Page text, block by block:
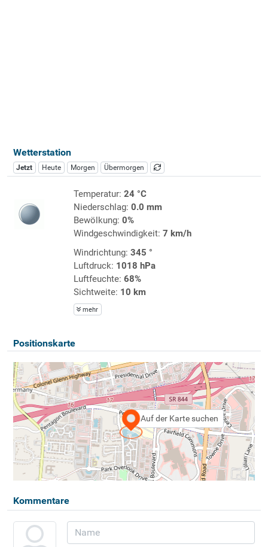
Wetterstation
Jetzt Heute Morgen Übermorgen
Temperatur: 24 °C
Niederschlag: 0.0 mm
Bewölkung: 0%
Windgeschwindigkeit: 7 km/h
Windrichtung: 345 °
Luftdruck: 1018 hPa
Luftfeuchte: 68%
Sichtweite: 10 km
mehr
Positionskarte
Auf der Karte suchen
Kommentare